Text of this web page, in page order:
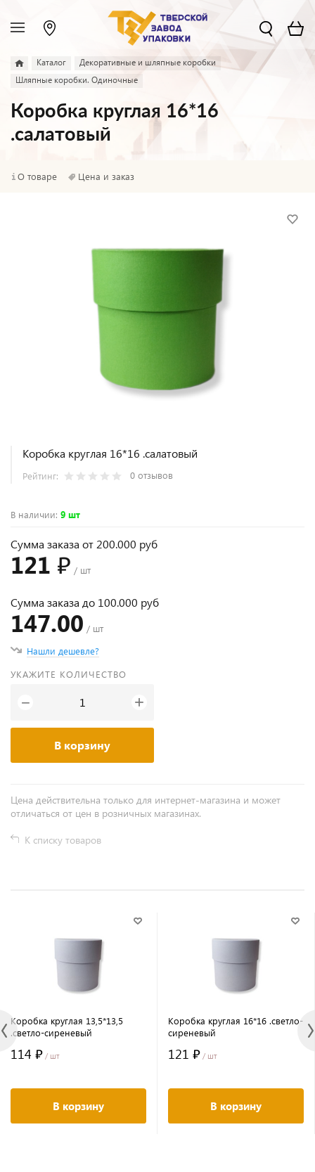
Каталог
Декоративные и шляпные коробки
Шляпные коробки. Одиночные
Коробка круглая 16*16
.салатовый
О товаре Цена и заказ
Коробка круглая 16*16 .салатовый
Рейтинг: 0 отзывов
В наличии: 9 шт
Сумма заказа от 200.000 руб
121 ₽ / шт
Сумма заказа до 100.000 руб
147.00 / шт
Нашли дешевле?
УКАЖИТЕ КОЛИЧЕСТВО
− +
В корзину
Цена действительна только для интернет-магазина и может
отличаться от цен в розничных магазинах.
К списку товаров
Коробка круглая 13,5*13,5
.светло-сиреневый
114 ₽ / шт
В корзину
Коробка круглая 16*16 .светло-
сиреневый
121 ₽ / шт
В корзину